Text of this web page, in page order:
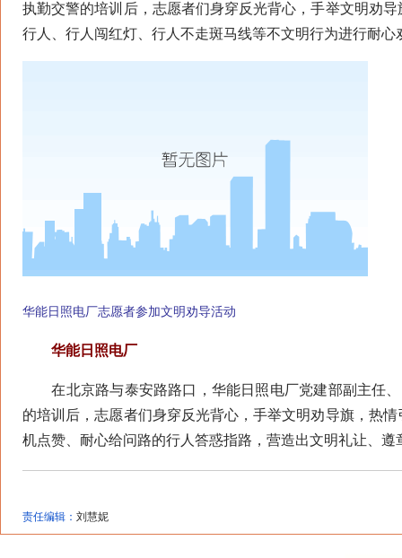
执勤交警的培训后，志愿者们身穿反光背心，手举文明劝
行人、行人闯红灯、行人不走斑马线等不文明行为进行耐
华能日照电厂志愿者参加文明劝导活动
华能日照电厂
在北京路与泰安路路口，华能日照电厂党建部副主任、
的培训后，志愿者们身穿反光背心，手举文明劝导旗，热
机点赞、耐心给问路的行人答惑指路，营造出文明礼让、
责任编辑： 刘慧妮